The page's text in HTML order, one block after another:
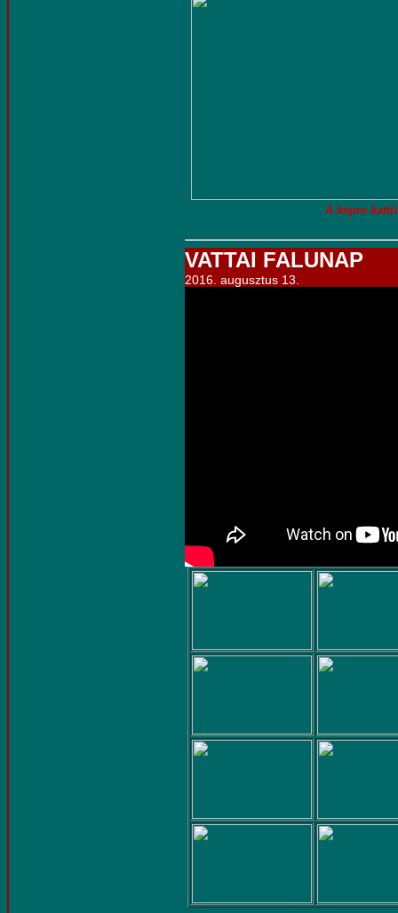
A képre
VATTAI FALUNAP
2016. augusztus 13.